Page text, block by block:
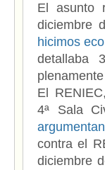
El asunto
diciembre
hicimos
detallaba
El
4ª Sala
contra el
diciembre